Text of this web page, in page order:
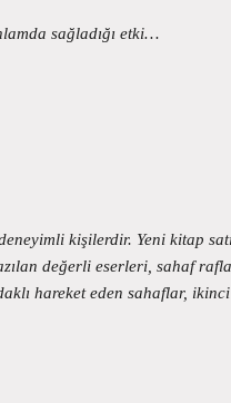
sağladığı etki…
kişilerdir. Yeni kitap
değerli eserleri, sahaf
hareket eden sahaflar,